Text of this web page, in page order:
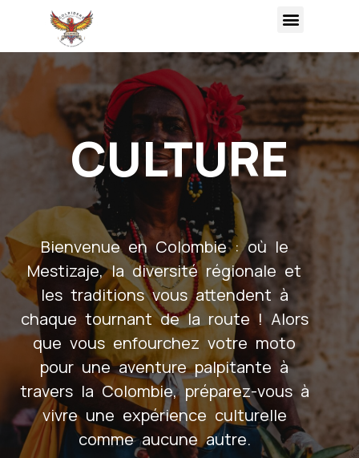
CULTURE
Bienvenue en Colombie : où le
Mestizaje, la diversité régionale et
les traditions vous attendent à
chaque tournant de la route ! Alors
que vous enfourchez votre moto
pour une aventure palpitante à
travers la Colombie, préparez-vous à
vivre une expérience culturelle
comme aucune autre.